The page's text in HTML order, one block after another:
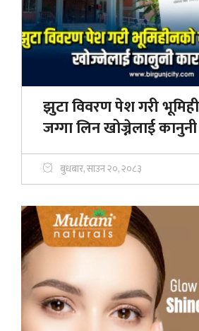
झुटा विवरण पेश गरी
जग्गा लिन खोज्नेलाई
बुधबार, साउन २०, २०८३